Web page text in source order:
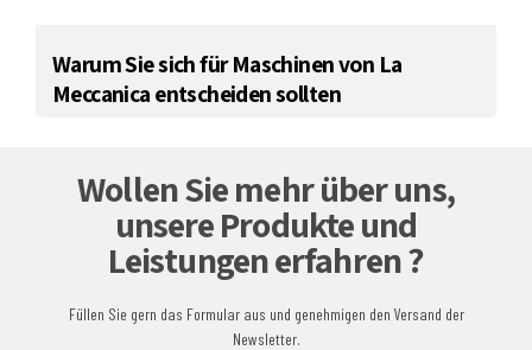
Warum Sie sich für Maschinen von La
Meccanica entscheiden sollten
Wollen Sie mehr über uns,
unsere Produkte und
Leistungen erfahren ?
Füllen Sie gern das Formular aus und genehmigen den Versand der
Newsletter.